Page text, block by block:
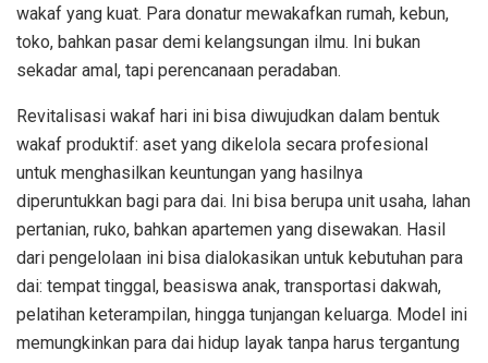
wakaf yang kuat. Para donatur mewakafkan rumah, kebun,
toko, bahkan pasar demi kelangsungan ilmu. Ini bukan
sekadar amal, tapi perencanaan peradaban.
Revitalisasi wakaf hari ini bisa diwujudkan dalam bentuk
wakaf produktif: aset yang dikelola secara profesional
untuk menghasilkan keuntungan yang hasilnya
diperuntukkan bagi para dai. Ini bisa berupa unit usaha, lahan
pertanian, ruko, bahkan apartemen yang disewakan. Hasil
dari pengelolaan ini bisa dialokasikan untuk kebutuhan para
dai: tempat tinggal, beasiswa anak, transportasi dakwah,
pelatihan keterampilan, hingga tunjangan keluarga. Model ini
memungkinkan para dai hidup layak tanpa harus tergantung